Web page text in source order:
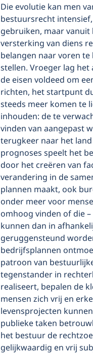
Die evolutie kan men
bestuursrecht
gebruiken, maar
versterking van diens
belangen naar voren
stellen. Vroeger lag
de eisen voldeed om
richten, het startpunt
steeds meer komen te
inhouden: de te
vinden van aangepast
terugkeer naar het
prognoses speelt het
door het creëren van
verandering in de
plannen maakt, ook
onder meer voor
omhoog vinden of die
kunnen dan in
geruggensteund
bedrijfsplannen
patroon van
tegenstander in
realiseert, bepalen de
mensen zich vrij en
levensprojecten
publieke taken
het bestuur de
gelijkwaardig en vrij